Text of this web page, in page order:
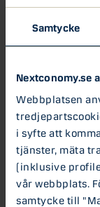
Samtycke
Nextconomy.se
Webbplatsen
i syfte att
tjänster, mäta
(inklusive
vår webbplats.
samtycke till
2. Personlig
snabbväxande
utmanandade
dagen likt den
3. Ingen
Har du tröttnat
egentligen som
att jobba på en
ansvar för ditt